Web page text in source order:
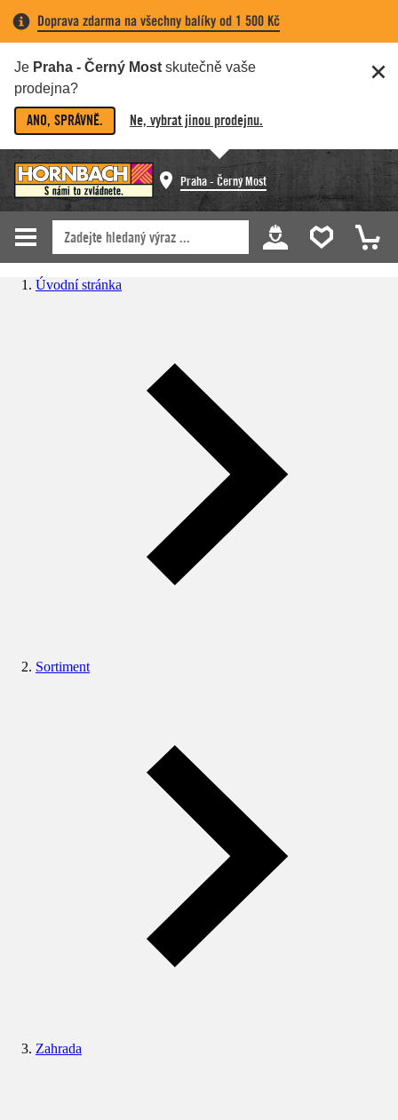
Doprava zdarma na všechny balíky od 1 500 Kč
Je Praha - Černý Most skutečně vaše
prodejna?
ANO, SPRÁVNĚ. Ne, vybrat jinou prodejnu.
Praha - Černý Most
Úvodní stránka
Sortiment
Zahrada